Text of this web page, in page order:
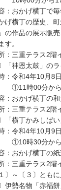
おかげ横丁で毎
げ横丁の歴史、
の作品の展示販
す。
三重テラス2階
「神恩太鼓」のラ
令和4年10月8日
00分から
おかげ横丁の和
三重テラス2階
「横丁かみしばい
令和4年10月9日
30分から
おかげ横丁の紙
三重テラス2階
～〔３〕ともに
伊勢名物「赤福餅